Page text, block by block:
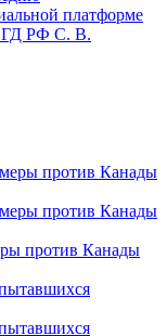
платформе
ГД РФ С. В.
против Канады